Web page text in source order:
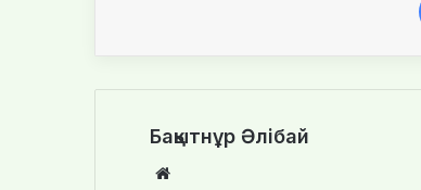
Бақытнұр Әлібай